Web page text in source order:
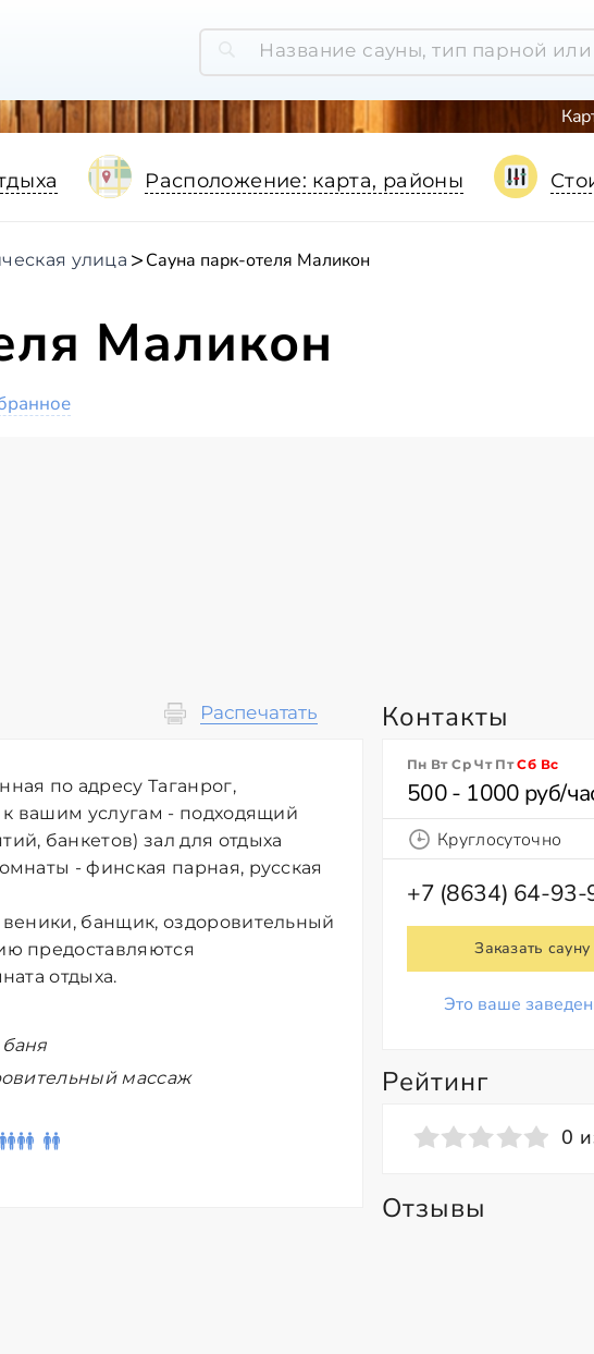
Расположение: карта, районы
улица Сауна парк-отеля Маликон
Маликон
Распечатать
по адресу Таганрог,
к вашим услугам - подходящий
банкетов) зал для отдыха
- финская парная, русская
банщик, оздоровительный
предоставляются
отдыха.
массаж
Контакты
Пн Вт Ср Чт ПтСб Вс
500 - 1000 руб/
Круглосуточно
+7 (8634) 64-93-
Заказать сауну
Это ваше
Рейтинг
0
Отзывы